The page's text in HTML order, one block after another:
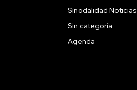
Sinodalidad Noticias
Sin categoría
Agenda